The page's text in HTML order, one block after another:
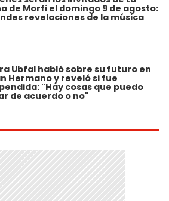
de Morfi el domingo 9 de agosto:
revelaciones de la música
Ubfal habló sobre su futuro en
Hermano y reveló si fue
"Hay cosas que puedo
de acuerdo o no"